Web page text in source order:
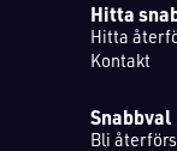
Hitta
Hitta
Kontakt
Snabbval
Bli